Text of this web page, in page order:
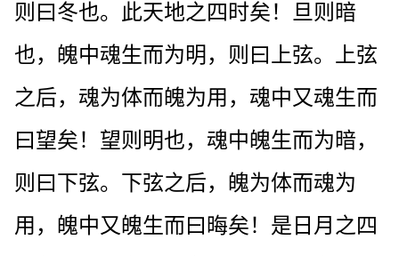
则曰冬也。此天地之四时矣！旦则暗
也，魄中魂生而为明，则曰上弦。上弦
之后，魂为体而魄为用，魂中又魂生而
曰望矣！望则明也，魂中魄生而为暗，
则曰下弦。下弦之后，魄为体而魂为
用，魄中又魄生而曰晦矣！是日月之四